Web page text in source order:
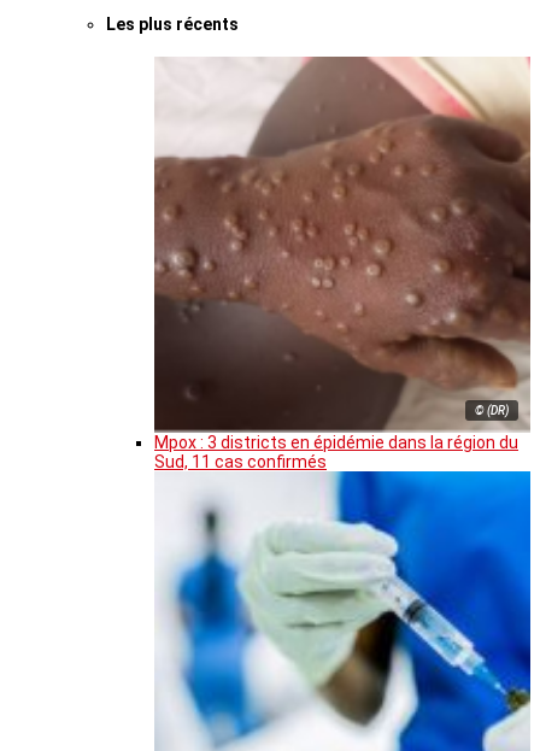
Les plus récents
© (DR)
Mpox : 3 districts en épidémie dans la région du
Sud, 11 cas confirmés